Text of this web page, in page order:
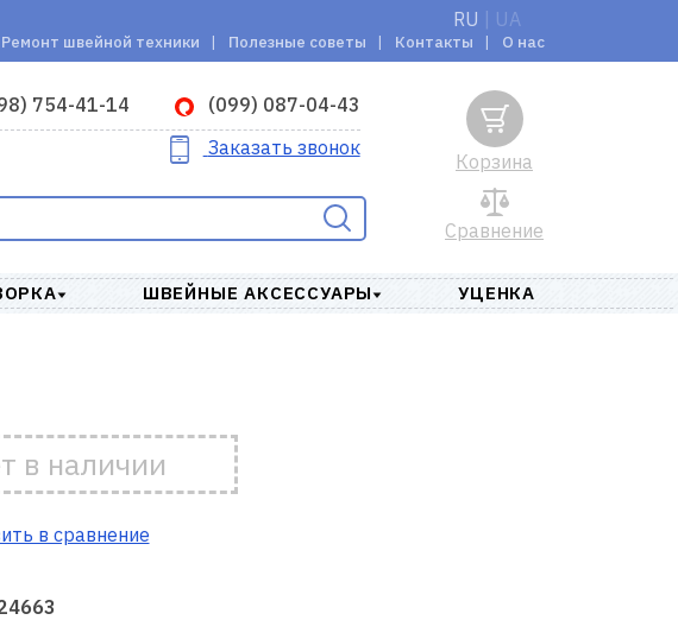
RU UA
Ремонт швейной техники Полезные советы Контакты О нас
754-41-14 (099) 087-04-43
Заказать звонок
Сравнение
Корзина
ШВЕЙНЫЕ АКСЕССУАРЫ УЦЕНКА
в наличии
в сравнение